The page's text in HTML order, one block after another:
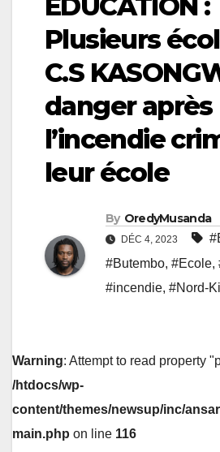
Plusieurs
C.S
danger après
l’incendie
leur école
By OredyMusanda
DÉC 4, 2023
#Butembo, #Ecole,
#incendie, #Nord-
Warning: Attempt to read property
/htdocs/wp-
content/themes/newsup/inc/
main.php on line 116